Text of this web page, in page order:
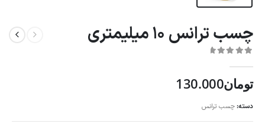
چسب ترانس 10 میلیمتری
تومان130.000
دسته:چسب ترانس